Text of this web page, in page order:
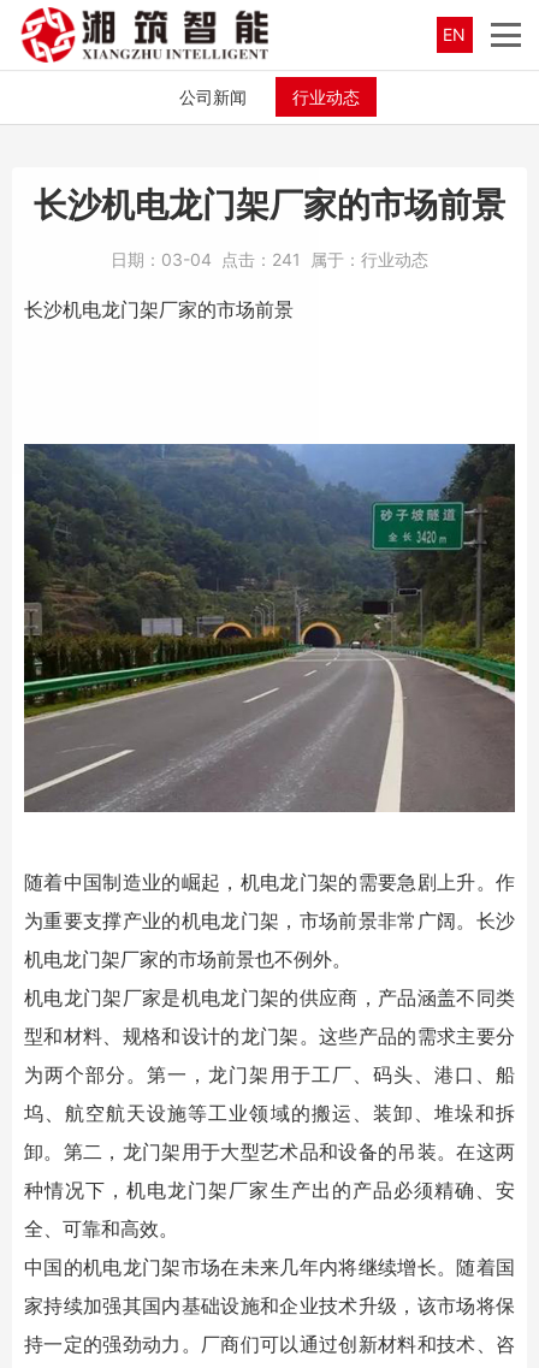
EN
公司新闻 行业动态
长沙机电龙门架厂家的市场前景
日期： 03-04 点击： 241 属于： 行业动态
长沙机电龙门架厂家的市场前景
随着中国制造业的崛起，机电龙门架的需要急剧上升。作
为重要支撑产业的机电龙门架，市场前景非常广阔。 长沙
机电龙门架厂家的市场前景也不例外。
机电龙门架厂家是机电龙门架的供应商，产品涵盖不同类
型和材料、规格和设计的龙门架。这些产品的需求主要分
为两个部分。第一，龙门架用于工厂、码头、港口、船
坞、航空航天设施等工业领域的搬运、装卸、堆垛和拆
卸。第二，龙门架用于大型艺术品和设备的吊装。在这两
种情况下，机电龙门架厂家生产出的产品必须精确、安
全、可靠和高效。
中国的机电龙门架市场在未来几年内将继续增长。随着国
家持续加强其国内基础设施和企业技术升级，该市场将保
持一定的强劲动力。厂商们可以通过创新材料和技术、咨